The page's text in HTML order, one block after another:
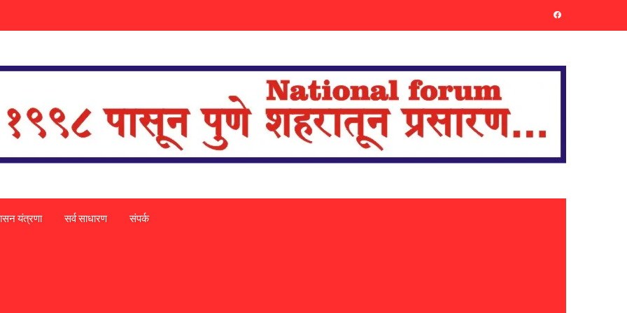
यंत्रणा सर्व साधारण संपर्क